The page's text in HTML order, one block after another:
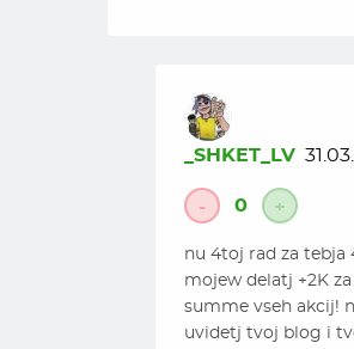
видео для сранения,
_SHKET_LV
- 0 +
nu 4toj rad za tebja
mojew delatj +2K za
summe vseh akcij!
uvidetj tvoj blog i